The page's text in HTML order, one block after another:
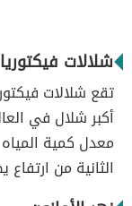
شلالات فيكتوريا
تقع شلالات
أكبر شلال في
الثانية من ارتفاع يصل إلى